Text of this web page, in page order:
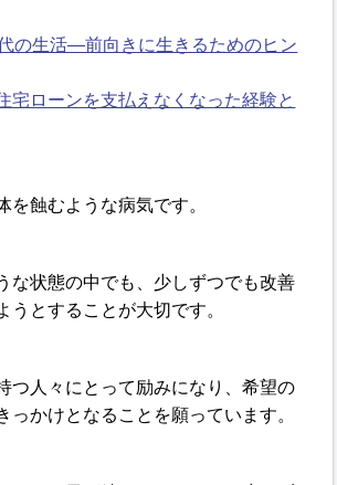
の生活―前向きに生きるためのヒン
宅ローンを支払えなくなった経験と
を蝕むような病気です。
な状態の中でも、少しずつでも改善
うとすることが大切です。
つ人々にとって励みになり、希望の
っかけとなることを願っています。